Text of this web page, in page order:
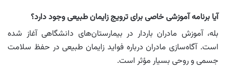
آیا برنامه آموزشی خاصی برای ترویج زایمان طبیعی وجود دارد؟
بله، آموزش مادران باردار در بیمارستان‌های دانشگاهی آغاز شده
است. آگاه‌سازی مادران درباره فواید زایمان طبیعی در حفظ سلامت
جسمی و روحی بسیار مؤثر است.